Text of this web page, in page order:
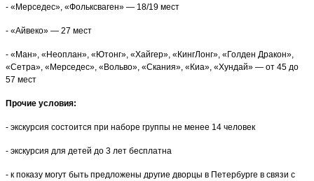
- «Мерседес», «Фольксваген» — 18/19 мест
- «Айвеко» — 27 мест
- «Ман», «Неоплан», «Ютонг», «Хайгер», «КингЛонг», «Голден Дракон»,
«Сетра», «Мерседес», «Вольво», «Скания», «Киа», «Хундай» — от 45 до
57 мест
Прочие условия:
- экскурсия состоится при наборе группы не менее 14 человек
- экскурсия для детей до 3 лет бесплатна
- к показу могут быть предложены другие дворцы в Петербурге в связи с